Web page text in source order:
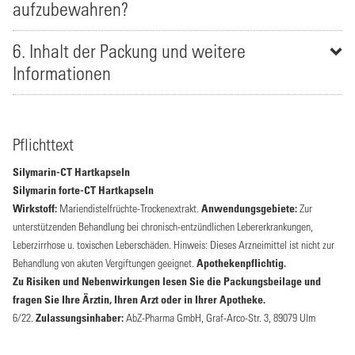
aufzubewahren?
6. Inhalt der Packung und weitere
Informationen
Pflichttext
Silymarin-CT Hartkapseln
Silymarin forte-CT Hartkapseln
Wirkstoff: Mariendistelfrüchte-Trockenextrakt. Anwendungsgebiete:Zur
unterstützenden Behandlung bei chronisch-entzündlichen Lebererkrankungen,
Leberzirrhose u. toxischen Leberschäden. Hinweis: Dieses Arzneimittel ist nicht zur
Behandlung von akuten Vergiftungen geeignet. Apothekenpflichtig.
Zu Risiken und Nebenwirkungen lesen Sie die Packungsbeilage und
fragen Sie Ihre Ärztin, Ihren Arzt oder in Ihrer Apotheke.
6/22. Zulassungsinhaber:AbZ-Pharma GmbH, Graf-Arco-Str. 3, 89079 Ulm